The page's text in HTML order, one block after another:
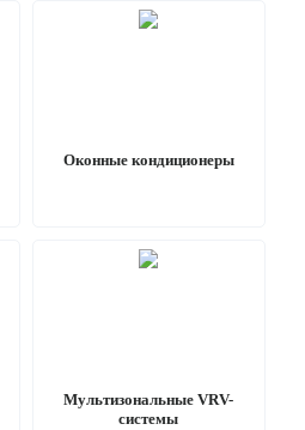
Оконные кондиционеры
Мультизональные VRV-
системы